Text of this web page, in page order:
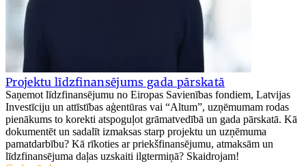
Projektu līdzfinansējums gada pārskatā
Saņemot līdzfinansējumu no Eiropas Savienības fondiem, Latvijas
Investīciju un attīstības aģentūras vai “Altum”, uzņēmumam rodas
pienākums to korekti atspoguļot grāmatvedībā un gada pārskatā. Kā
dokumentēt un sadalīt izmaksas starp projektu un uzņēmuma
pamatdarbību? Kā rīkoties ar priekšfinansējumu, atmaksām un
līdzfinansējuma daļas uzskaiti ilgtermiņā? Skaidrojam!